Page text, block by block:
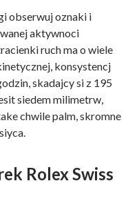
obserwuj oznaki i
aktywnoci
ruch ma o wiele
konsystencj
skadajcy si z 195
siedem milimetrw,
chwile palm, skromne
Rolex Swiss